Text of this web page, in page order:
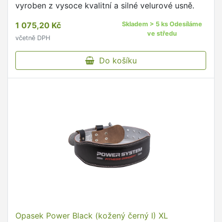
vyroben z vysoce kvalitní a silné velurové usně.
1 075,20 Kč
včetně DPH
Skladem > 5 ks Odesíláme
ve středu
Do košíku
Opasek Power Black (kožený černý I) XL